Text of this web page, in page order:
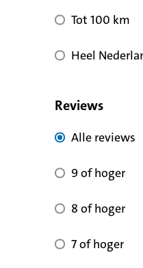
Tot 100 km
Heel
Reviews
Alle reviews
Alle reviews
9 of hoger voor
9 of hoger
8 of hoger voor
8 of hoger
7 of hoger voor
7 of hoger